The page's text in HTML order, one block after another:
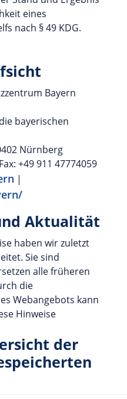
eines
nach § 49 KDG.
Bayern
bayerischen
Nürnberg
+49 911 47774059
|
Aktualität
haben wir zuletzt
Sie sind
alle früheren
die
Webangebots kann
Hinweise
der